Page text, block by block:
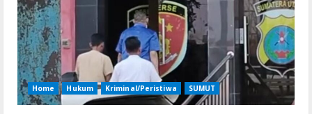
Home Hukum Kriminal/Peristiwa SUMUT